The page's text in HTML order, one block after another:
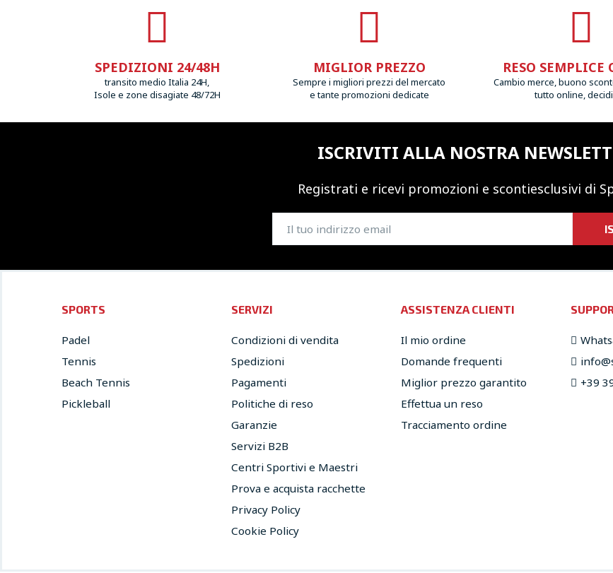
SPEDIZIONI 24/48H
transito medio Italia 24H,
Isole e zone disagiate 48/72H
MIGLIOR PREZZO
Sempre i migliori prezzi del mercato
e tante promozioni dedicate
RESO SEMPLICE
Cambio merce, buono
tutto online,
ISCRIVITI ALLA NOSTRA
Registrati e ricevi promozioni e scontiesclusivi di
SPORTS
Padel
Tennis
Beach Tennis
Pickleball
SERVIZI
Condizioni di vendita
Spedizioni
Pagamenti
Politiche di reso
Garanzie
Servizi B2B
Centri Sportivi e Maestri
Prova e acquista racchette
Privacy Policy
Cookie Policy
ASSISTENZA CLIENTI
Il mio ordine
Domande frequenti
Miglior prezzo garantito
Effettua un reso
Tracciamento ordine
+39